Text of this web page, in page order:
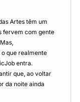
Artes têm um
fervem com gente
que realmente
entra.
que, ao voltar
da noite ainda